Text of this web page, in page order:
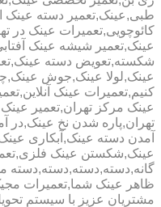
طبی,عینک,تعمیر دسته عینک
کائوچویی,تعمیرات عینک در
عینک,تعمیر شیشه عینک
شکسته,تعویض دسته
عینک,لولا عینک,جوش
کنیم,تعمیرات عینک
عینک مرکز تهران,تعمیر
تهران,پاره شدن نخ
آمدن دسته عینک,آبکاری
عینک,شکستن عینک
گانه,دسته,دسته,دسته,دسته
ظاهر عینک شما,تعمیرات
مشتریان عزیز با سیستم